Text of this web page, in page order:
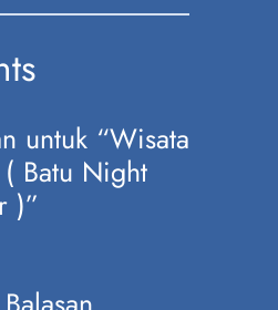
untuk “Wisata
Batu Night
)”